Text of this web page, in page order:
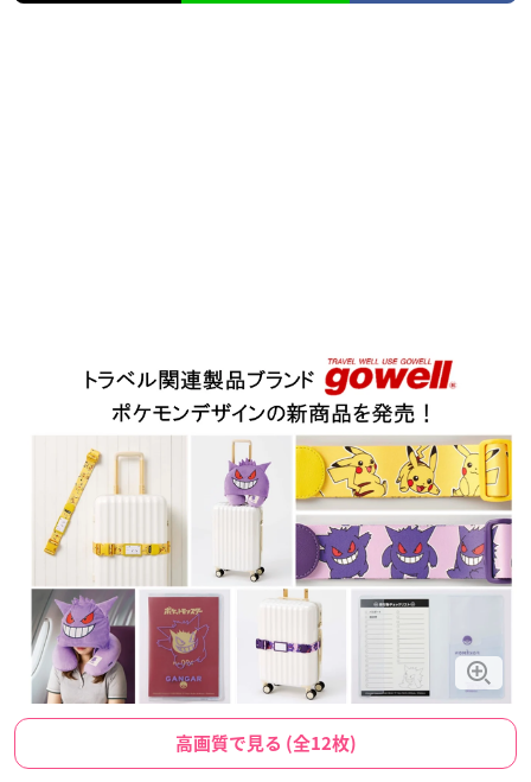
高画質で見る (全12枚)